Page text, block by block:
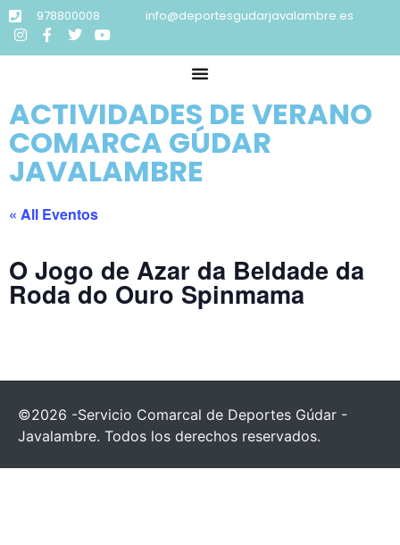
978800008 info@deportesgudarjavalambre.es
ACTIVIDADES DE VERANO
COMARCA GÚDAR
JAVALAMBRE
« All Eventos
O Jogo de Azar da Beldade da
Roda do Ouro Spinmama
©2026 -Servicio Comarcal de Deportes Gúdar -
Javalambre. Todos los derechos reservados.